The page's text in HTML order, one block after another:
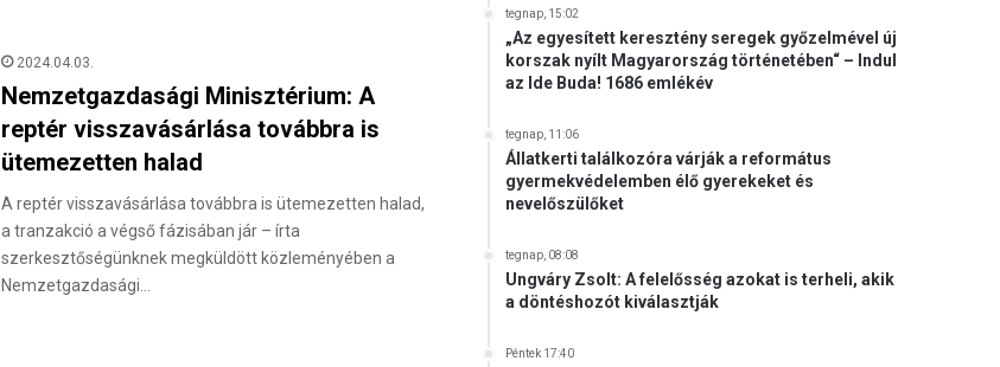
2024.04.03.
Nemzetgazdasági Minisztérium: A
reptér visszavásárlása továbbra is
ütemezetten halad
A reptér visszavásárlása továbbra is ütemezetten halad,
a tranzakció a végső fázisában jár – írta
szerkesztőségünknek megküldött közleményében a
Nemzetgazdasági…
tegnap, 15:02
„Az egyesített keresztény seregek győzelmével új
korszak nyílt Magyarország történetében“ – Indul
az Ide Buda! 1686 emlékév
tegnap, 11:06
Állatkerti találkozóra várják a református
gyermekvédelemben élő gyerekeket és
nevelőszülőket
tegnap, 08:08
Ungváry Zsolt: A felelősség azokat is terheli, akik
a döntéshozót kiválasztják
Péntek 17:40